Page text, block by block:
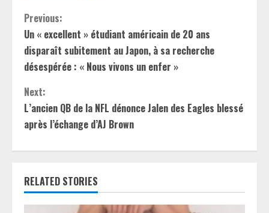
C
o
n
t
i
n
u
e
Previous:
Un « excellent » étudiant américain de 20 ans
disparaît subitement au Japon, à sa recherche
désespérée : « Nous vivons un enfer »
Next:
L’ancien QB de la NFL dénonce Jalen des Eagles blessé
après l’échange d’AJ Brown
RELATED STORIES